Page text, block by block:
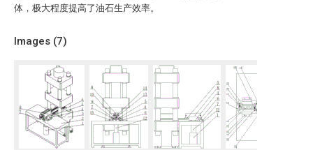
体，极大程度提高了油石生产效率。
Images (7)